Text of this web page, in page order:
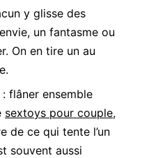
y glisse des
un fantasme ou
On en tire un au
: flâner ensemble
sextoys pour couple,
de ce qui tente l’un
souvent aussi